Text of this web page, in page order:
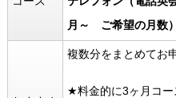
月～ ご希望の月数）
複数分をまとめてお
★料金的に3ヶ月コー